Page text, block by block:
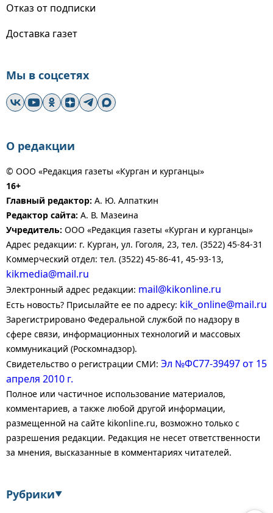
Отказ от подписки
Доставка газет
Мы в соцсетях
О редакции
© ООО «Редакция газеты «Курган и курганцы»
16+
Главный редактор: А. Ю. Алпаткин
Редактор сайта: А. В. Мазеина
Учредитель: ООО «Редакция газеты «Курган и курганцы»
Адрес редакции: г. Курган, ул. Гоголя, 23, тел. (3522) 45-84-31
Коммерческий отдел: тел. (3522) 45-86-41, 45-93-13,
kikmedia@mail.ru
Электронный адрес редакции: mail@kikonline.ru
Есть новость? Присылайте ее по адресу: kik_online@mail.ru
Зарегистрировано Федеральной службой по надзору в
сфере связи, информационных технологий и массовых
коммуникаций (Роскомнадзор).
Свидетельство о регистрации СМИ: Эл №ФС77-39497 от 15
апреля 2010 г.
Полное или частичное использование материалов,
комментариев, а также любой другой информации,
размещенной на сайте kikonline.ru, возможно только с
разрешения редакции. Редакция не несет ответственности
за мнения, высказанные в комментариях читателей.
Рубрики▼